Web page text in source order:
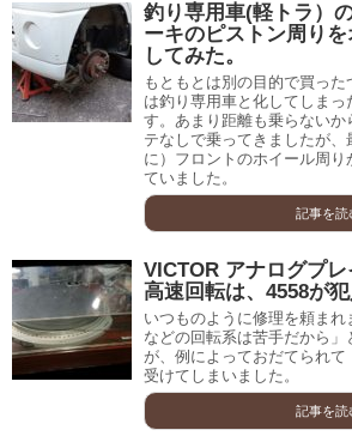
釣り専用車(軽トラ）
ーキのピストン周りを
してみた。
もともとは別の目的で買っ
は釣り専用車と化してしま
す。あまり距離も乗らないか
テなしで乗ってきましたが
に）フロントのホイール周り
ていました。
記事を読
VICTOR アナログプ
高速回転は、4558が犯
いつものように修理を頼ま
などの回転系は苦手だから」
が、例によっておだてられて
受けてしまいました。
記事を読